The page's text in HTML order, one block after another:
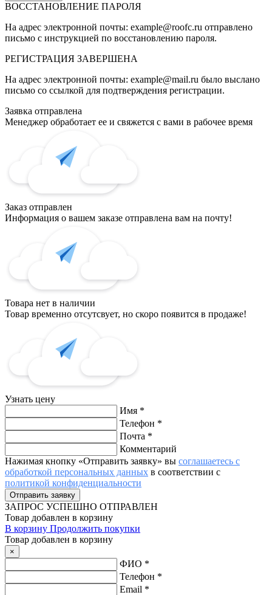
ВОССТАНОВЛЕНИЕ ПАРОЛЯ
На адрес электронной почты: example@roofc.ru отправлено
письмо с инструкцией по восстановлению пароля.
РЕГИСТРАЦИЯ ЗАВЕРШЕНА
На адрес электронной почты: example@mail.ru было выслано
письмо со ссылкой для подтверждения регистрации.
Заявка отправлена
Менеджер обработает ее и свяжется с вами в рабочее время
Заказ отправлен
Информация о вашем заказе отправлена вам на почту!
Товара нет в наличии
Товар временно отсутсвует, но скоро появится в продаже!
Узнать цену
Имя *
Телефон *
Почта *
Комментарий
Нажимая кнопку «Отправить заявку» вы соглашаетесь с
обработкой персональных данных в соответствии с
политикой конфиденциальности
ЗАПРОС УСПЕШНО ОТПРАВЛЕН
Товар добавлен в корзину
В корзину Продолжить покупки
Товар добавлен в корзину
×
ФИО *
Телефон *
Email *